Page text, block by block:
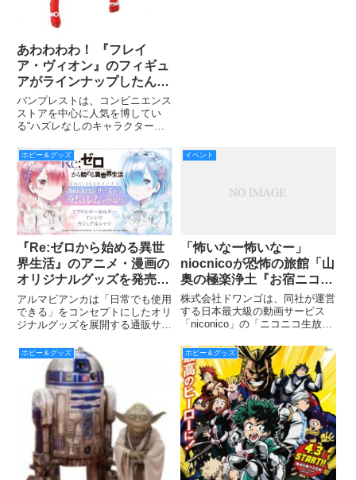
あわわわわ！ 『フレイ
ア・ヴィオン』のフィギュ
アがラインナップしたん
よ！！ 『一番くじ マクロ
スΔ（デルタ）』 6月中旬
発売
バンプレストは、コンビニエンス
ストアを中心に人気を博してい
る“ハズレなしのキャラクターく
くじ マクロスΔ（デルタ）』を、
6月中旬より、ファミリーマー
ト、書店、TSUTAYA、ホビーシ
ョップ、アニメイト、アミュー
ホビー＆グッズ
『Re:ゼロから始める異世
界生活』のアニメ・漫画の
オリジナルグッズを発売！
アイテム８種の受注を開
始！
アルマビアンカは「日常でも使用
できる」をコンセプトにしたオリ
ジナルグッズを展開する通販サイ
ロから始める異世界生活』のアイ
テムの受注を9月23日（金）より
開始した。
イベント
「怖いなー怖いなー」
niocnicoが恐怖の旅館「山
奥の極楽浄土『お宿ニコニ
コ』をオープン「お宿の女
将」がホラー空間にご招待
株式会社ドワンゴは、同社が運営
する日本最大級の動画サービス
「niconico」の「ニコニコ生放
月31日（水）まで、毎年恒例と
なっている夏のホラー特集企画を
開催する。
ホビー＆グッズ ホビー＆グッズ